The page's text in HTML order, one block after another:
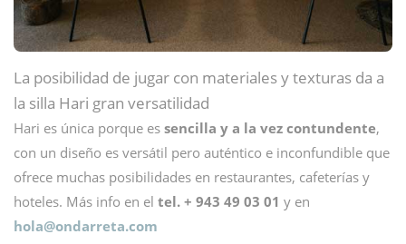
La posibilidad de jugar con materiales y texturas da a
la silla Hari gran versatilidad
Hari es única porque es sencilla y a la vez contundente,
con un diseño es versátil pero auténtico e inconfundible que
ofrece muchas posibilidades en restaurantes, cafeterías y
hoteles. Más info en el tel. + 943 49 03 01 y en
hola@ondarreta.com